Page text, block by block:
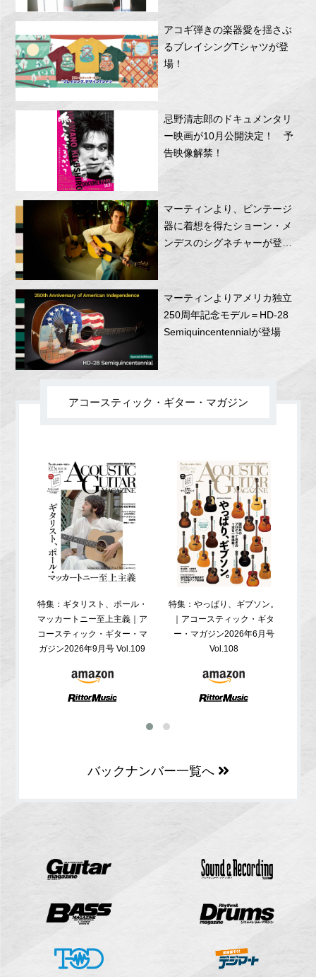
アコギ弾きの楽器愛を揺さぶ
るブレイシングTシャツが登
場！
忌野清志郎のドキュメンタリ
ー映画が10月公開決定！ 予
告映像解禁！
マーティンより、ビンテージ
器に着想を得たショーン・メ
ンデスのシグネチャーが登
マーティンよりアメリカ独立
250周年記念モデル＝HD-28
Semiquincentennialが登場
アコースティック・ギター・マガジン
特集：ギタリスト、ポール・
マッカートニー至上主義｜ア
コースティック・ギター・マ
ガジン2026年9月号 Vol.109
特集：やっぱり、ギブソン。
｜アコースティック・ギタ
ー・マガジン2026年6月号
Vol.108
バックナンバー一覧へ